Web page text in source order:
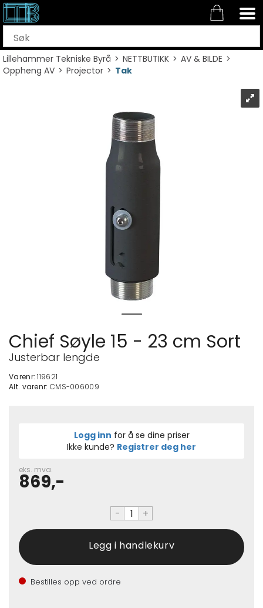
Lillehammer Tekniske Byrå>NETTBUTIKK>AV & BILDE>
Oppheng AV>Projector>Tak
Chief Søyle 15 - 23 cm Sort
Justerbar lengde
Varenr:119621
Alt. varenr: CMS-006009
Logg inn for å se dine priser
Ikke kunde? Registrer deg her
eks. mva.
869,-
- +
Bestilles opp ved ordre